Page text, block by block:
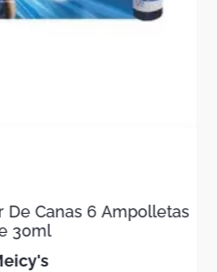
De Canas 6 Ampolletas
30ml
meicy's